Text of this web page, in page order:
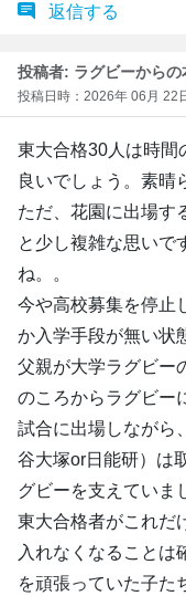
返信する
投稿者: ラグビーからの
投稿日時：2026年 06月 22
東大合格30人は時間
良いでしょう。素晴
ただ、花園に出場す
と少し複雑な思いで
ね。。
今や高校募集を停止
か入学手段が無い状
父親が大学ラグビー
のころからラグビー
試合に出場しながら
谷大塚or日能研）は
グビーを支えていま
東大合格者がこれだ
入れなくなることは
を頑張っていた子た